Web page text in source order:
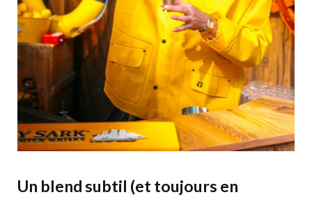
Un blend subtil (et toujours en